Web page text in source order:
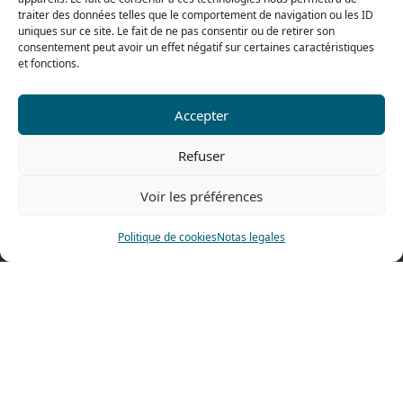
traiter des données telles que le comportement de navigation ou les ID
uniques sur ce site. Le fait de ne pas consentir ou de retirer son
consentement peut avoir un effet négatif sur certaines caractéristiques
et fonctions.
Accepter
Refuser
Voir les préférences
Politique de cookiesNotas legales
De 8h a 12h30 y de 13h30 a 16h
Contáctenos
Fax: 0033 474 62 81 69
69400 Villefranche sur Saône